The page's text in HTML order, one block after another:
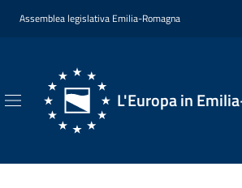
Vai al contenuto
Vai alla navigazione
Vai al footer
Assemblea legislativa Emilia-Romagna
L'Europa in
L'Europa